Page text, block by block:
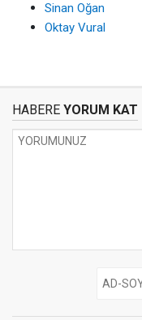
Sinan Oğan
Oktay Vural
HABERE YORUM KAT